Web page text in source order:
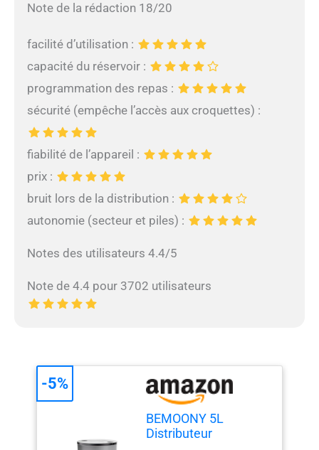
Note de la rédaction 18/20
facilité d’utilisation :
capacité du réservoir :
programmation des repas :
sécurité (empêche l’accès aux croquettes) :
fiabilité de l’appareil :
prix :
bruit lors de la distribution :
autonomie (secteur et piles) :
Notes des utilisateurs 4.4/5
Note de 4.4 pour 3702 utilisateurs
BEMOONY 5L
Distributeur
-5%